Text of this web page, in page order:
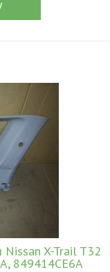
Nissan X-Trail T32
849414CE6A